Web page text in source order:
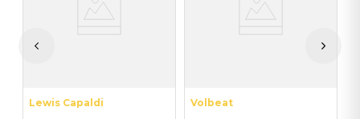
Lewis Capaldi
Volbeat